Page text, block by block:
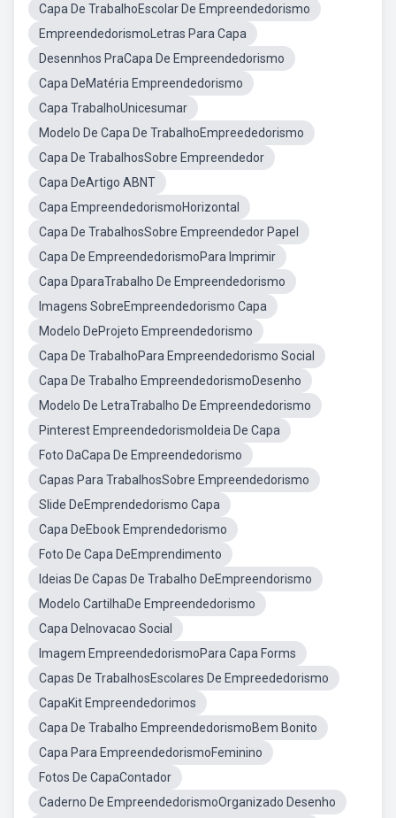
Capa De TrabalhoEscolar De Empreendedorismo
EmpreendedorismoLetras Para Capa
Desennhos PraCapa De Empreendedorismo
Capa DeMatéria Empreendedorismo
Capa TrabalhoUnicesumar
Modelo De Capa De TrabalhoEmpreededorismo
Capa De TrabalhosSobre Empreendedor
Capa DeArtigo ABNT
Capa EmpreendedorismoHorizontal
Capa De TrabalhosSobre Empreendedor Papel
Capa De EmpreendedorismoPara Imprimir
Capa DparaTrabalho De Empreendedorismo
Imagens SobreEmpreendedorismo Capa
Modelo DeProjeto Empreendedorismo
Capa De TrabalhoPara Empreendedorismo Social
Capa De Trabalho EmpreendedorismoDesenho
Modelo De LetraTrabalho De Empreendedorismo
Pinterest EmpreendedorismoIdeia De Capa
Foto DaCapa De Empreendedorismo
Capas Para TrabalhosSobre Empreendedorismo
Slide DeEmprendedorismo Capa
Capa DeEbook Emprendedorismo
Foto De Capa DeEmprendimento
Ideias De Capas De Trabalho DeEmpreendorismo
Modelo CartilhaDe Empreendedorismo
Capa DeInovacao Social
Imagem EmpreendedorismoPara Capa Forms
Capas De TrabalhosEscolares De Empreededorismo
CapaKit Empreendedorimos
Capa De Trabalho EmpreendedorismoBem Bonito
Capa Para EmpreendedorismoFeminino
Fotos De CapaContador
Caderno De EmpreendedorismoOrganizado Desenho